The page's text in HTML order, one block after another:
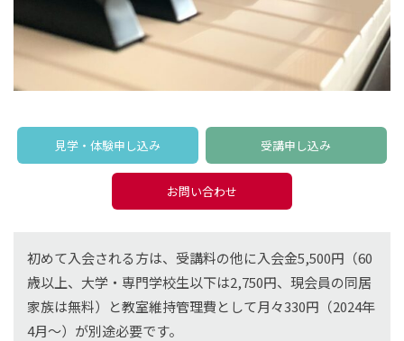
見学・体験申し込み 受講申し込み
お問い合わせ
初めて入会される方は、受講料の他に入会金5,500円（60
歳以上、大学・専門学校生以下は2,750円、現会員の同居
家族は無料）と教室維持管理費として月々330円（2024年
4月〜）が別途必要です。